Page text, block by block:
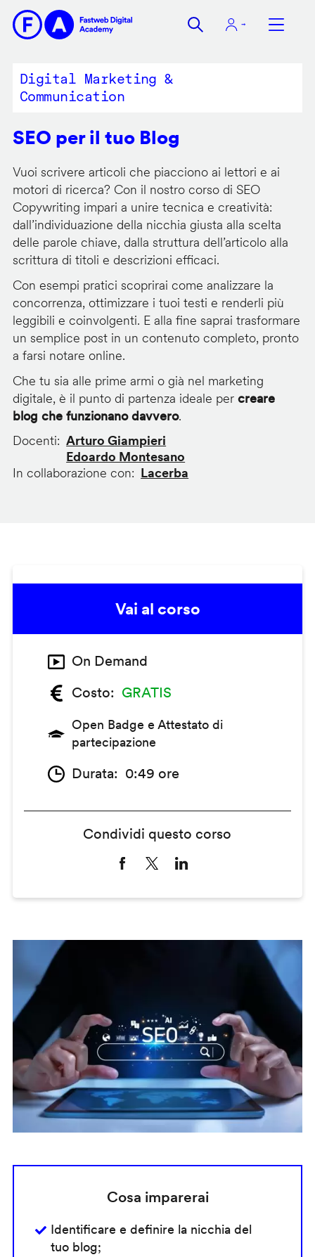
contenuto
Digital Marketing &
Communication
SEO per il tuo Blog
Vuoi scrivere articoli che piacciono ai lettori e ai
motori di ricerca? Con il nostro corso di SEO
Copywriting impari a unire tecnica e creatività:
dall’individuazione della nicchia giusta alla scelta
delle parole chiave, dalla struttura dell’articolo alla
scrittura di titoli e descrizioni efficaci.
Con esempi pratici scoprirai come analizzare la
concorrenza, ottimizzare i tuoi testi e renderli più
leggibili e coinvolgenti. E alla fine saprai trasformare
un semplice post in un contenuto completo, pronto
a farsi notare online.
Che tu sia alle prime armi o già nel marketing
digitale, è il punto di partenza ideale per creare
blog che funzionano davvero.
Docenti
Arturo Giampieri
Edoardo Montesano
In collaborazione con
Lacerba
Vai al corso
On Demand
Costo
GRATIS
Open Badge e Attestato di
partecipazione
Durata 0:49 ore
Condividi questo corso
Cosa imparerai
Identificare e definire la nicchia del
tuo blog;